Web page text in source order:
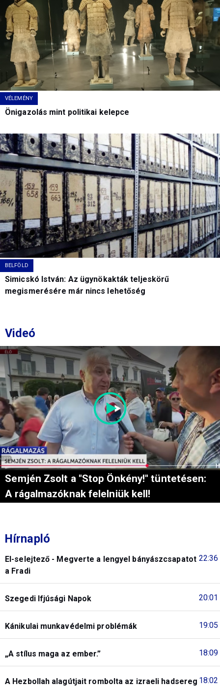
VÉLEMÉNY
Önigazolás mint politikai kelepce
BELFÖLD
Simicskó István: Az ügynökakták teljeskörű
megismerésére már nincs lehetőség
Videó
Semjén Zsolt a "Stop Önkény!" tüntetésen:
A rágalmazóknak felelniük kell!
Hírnapló
22:36
El-selejtező - Megverte a lengyel bányászcsapatot
a Fradi
20:01
Szegedi Ifjúsági Napok
19:05
Kánikulai munkavédelmi problémák
18:09
„A stílus maga az ember.”
18:02
A Hezbollah alagútjait rombolta az izraeli hadsereg